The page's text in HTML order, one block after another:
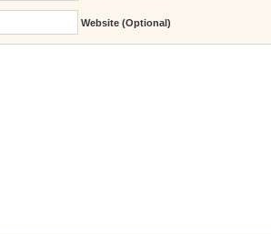
Website (Optional)